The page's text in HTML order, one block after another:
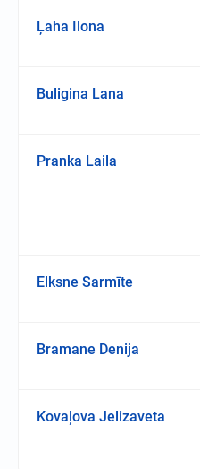
Ļaha Ilona
Buligina Lana
Pranka Laila
Elksne Sarmīte
Bramane Denija
Kovaļova Jelizaveta